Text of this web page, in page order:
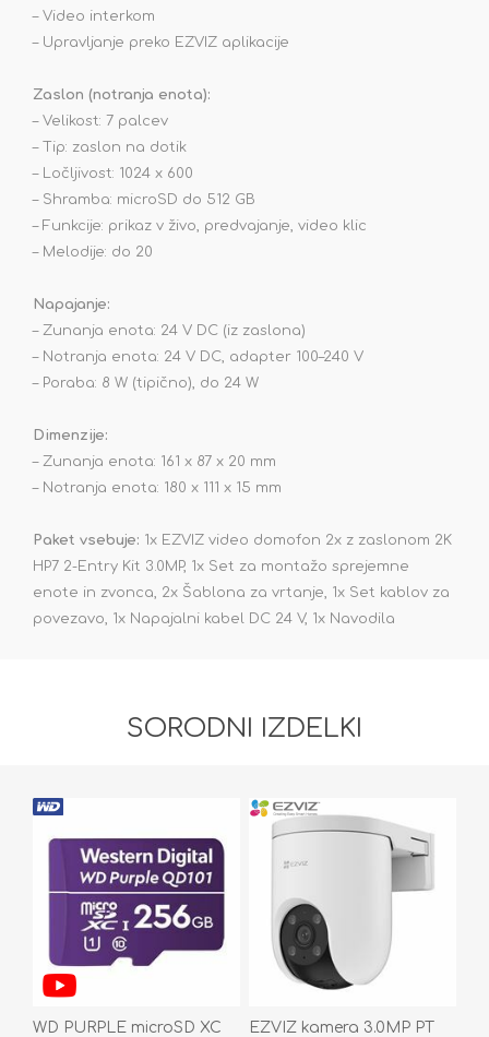
– Video interkom
– Upravljanje preko EZVIZ aplikacije
Zaslon (notranja enota):
– Velikost: 7 palcev
– Tip: zaslon na dotik
– Ločljivost: 1024 x 600
– Shramba: microSD do 512 GB
– Funkcije: prikaz v živo, predvajanje, video klic
– Melodije: do 20
Napajanje:
– Zunanja enota: 24 V DC (iz zaslona)
– Notranja enota: 24 V DC, adapter 100–240 V
– Poraba: 8 W (tipično), do 24 W
Dimenzije:
– Zunanja enota: 161 x 87 x 20 mm
– Notranja enota: 180 x 111 x 15 mm
Paket vsebuje: 1x EZVIZ video domofon 2x z zaslonom 2K
HP7 2-Entry Kit 3.0MP, 1x Set za montažo sprejemne
enote in zvonca, 2x Šablona za vrtanje, 1x Set kablov za
povezavo, 1x Napajalni kabel DC 24 V, 1x Navodila
SORODNI IZDELKI
WD PURPLE microSD XC
EZVIZ kamera 3.0MP PT